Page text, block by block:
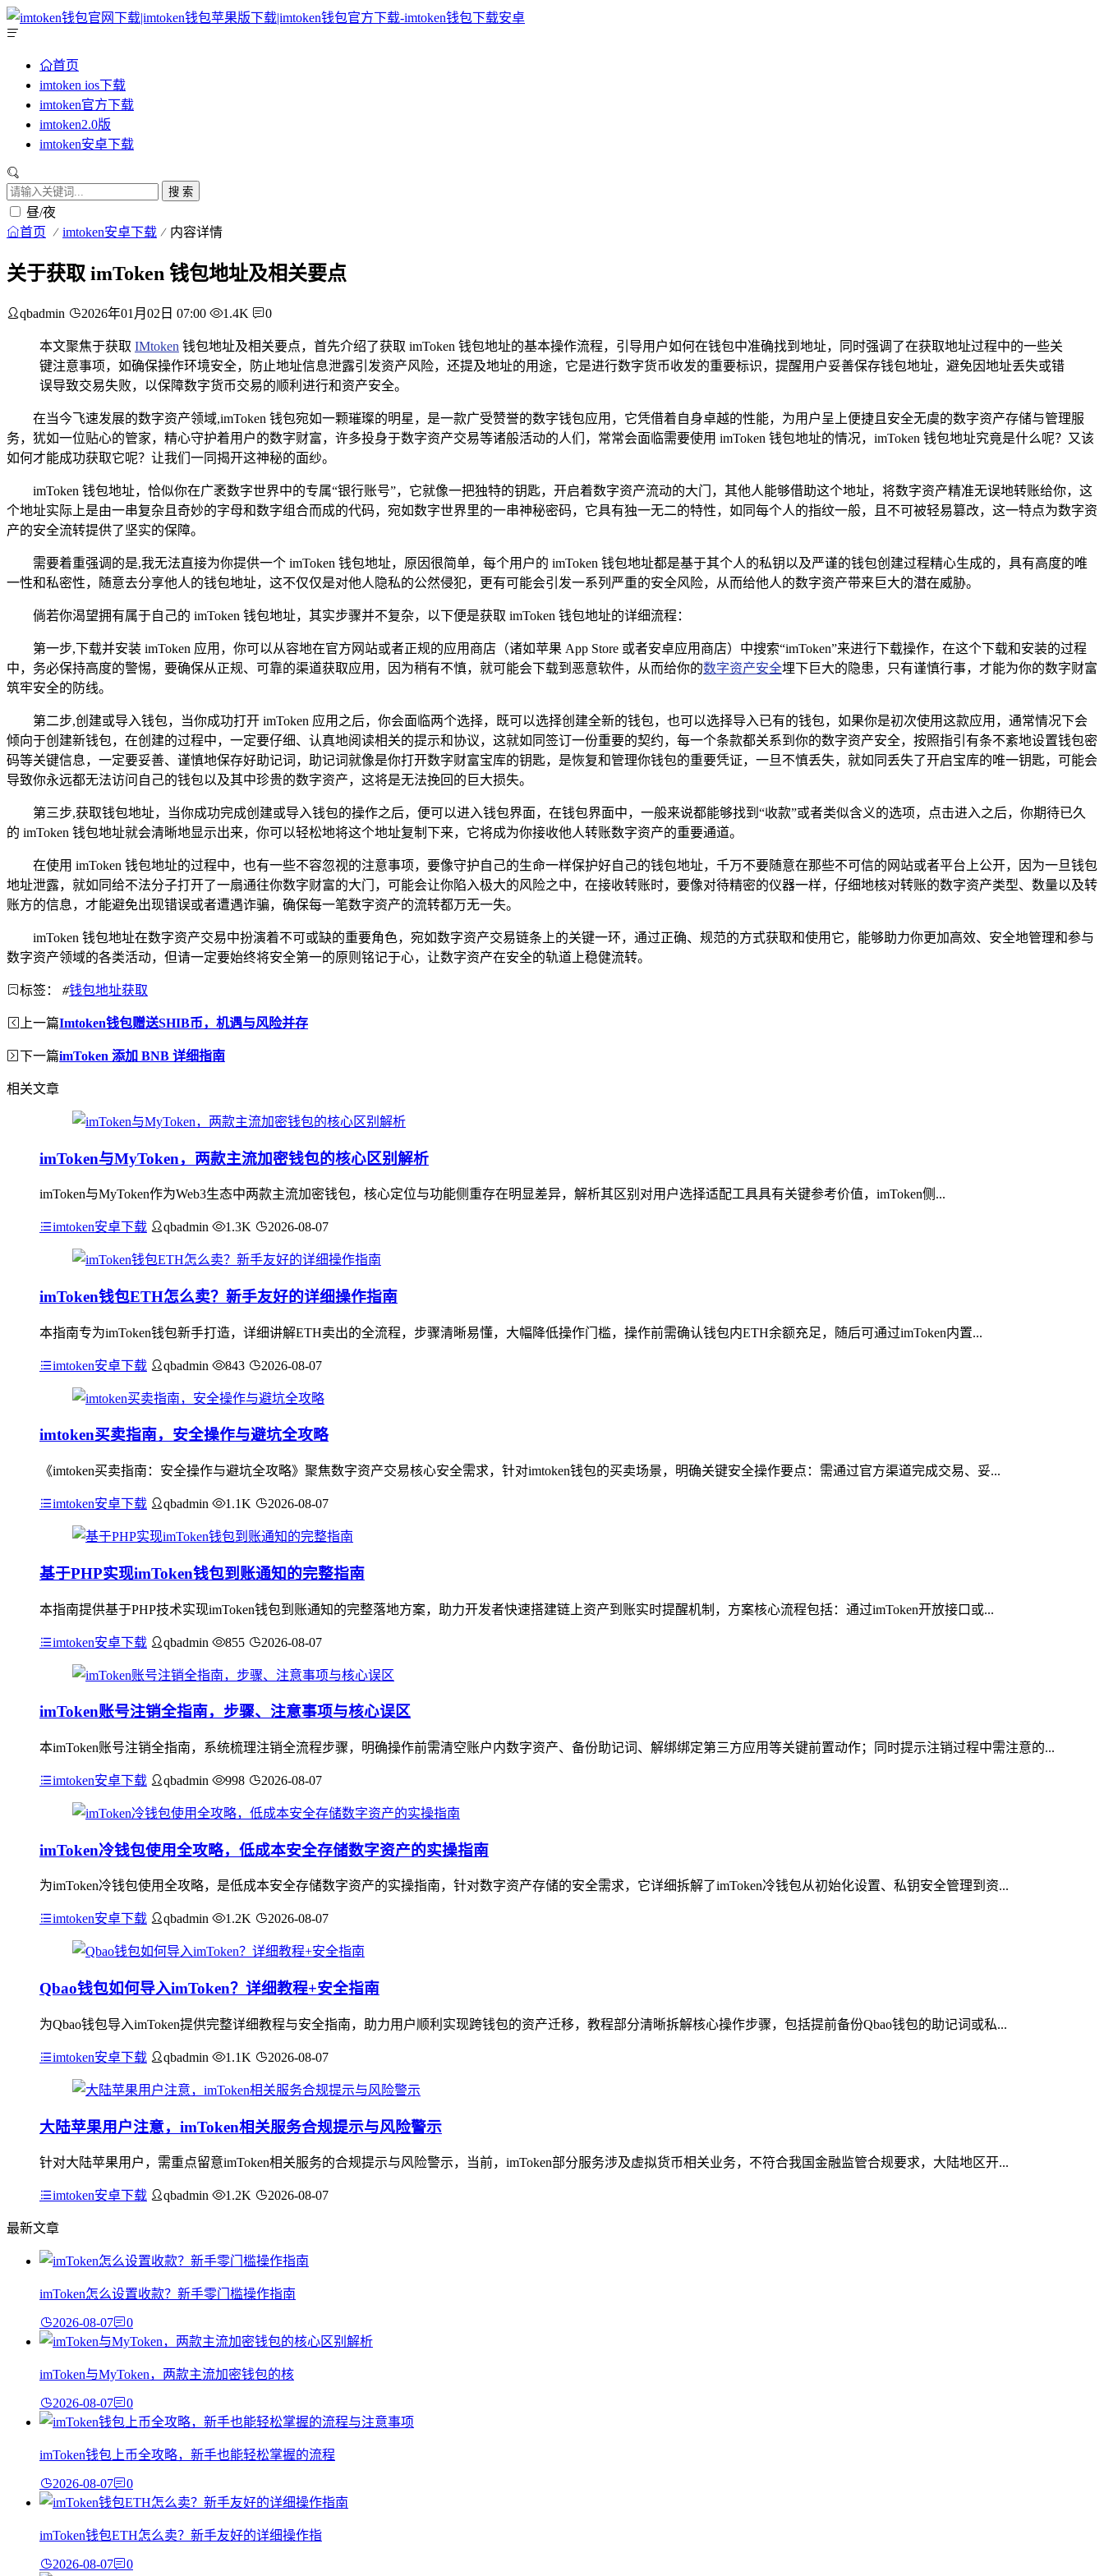
首页
imtoken ios下载
imtoken官方下载
imtoken2.0版
imtoken安卓下载
搜 索
昼/夜
首页 imtoken安卓下载 内容详情
关于获取 imToken 钱包地址及相关要点
qbadmin 2026年01月02日 07:00 1.4K 0
本文聚焦于获取 IMtoken 钱包地址及相关要点，首先介绍了获取 imToken 钱包地址的基本操作流程，引导用户如何在钱包中准确找到地址，同时强调了在获取地址过程中的一些关
键注意事项，如确保操作环境安全，防止地址信息泄露引发资产风险，还提及地址的用途，它是进行数字货币收发的重要标识，提醒用户妥善保存钱包地址，避免因地址丢失或错
误导致交易失败，以保障数字货币交易的顺利进行和资产安全。
在当今飞速发展的数字资产领域,imToken 钱包宛如一颗璀璨的明星，是一款广受赞誉的数字钱包应用，它凭借着自身卓越的性能，为用户呈上便捷且安全无虞的数字资产存储与管理服
务，犹如一位贴心的管家，精心守护着用户的数字财富，许多投身于数字资产交易等诸般活动的人们，常常会面临需要使用 imToken 钱包地址的情况，imToken 钱包地址究竟是什么呢？又该
如何才能成功获取它呢？让我们一同揭开这神秘的面纱。
imToken 钱包地址，恰似你在广袤数字世界中的专属“银行账号”，它就像一把独特的钥匙，开启着数字资产流动的大门，其他人能够借助这个地址，将数字资产精准无误地转账给你，这
个地址实际上是由一串复杂且奇妙的字母和数字组合而成的代码，宛如数字世界里的一串神秘密码，它具有独一无二的特性，如同每个人的指纹一般，且不可被轻易篡改，这一特点为数字资
产的安全流转提供了坚实的保障。
需要着重强调的是,我无法直接为你提供一个 imToken 钱包地址，原因很简单，每个用户的 imToken 钱包地址都是基于其个人的私钥以及严谨的钱包创建过程精心生成的，具有高度的唯
一性和私密性，随意去分享他人的钱包地址，这不仅仅是对他人隐私的公然侵犯，更有可能会引发一系列严重的安全风险，从而给他人的数字资产带来巨大的潜在威胁。
倘若你渴望拥有属于自己的 imToken 钱包地址，其实步骤并不复杂，以下便是获取 imToken 钱包地址的详细流程：
第一步,下载并安装 imToken 应用，你可以从容地在官方网站或者正规的应用商店（诸如苹果 App Store 或者安卓应用商店）中搜索“imToken”来进行下载操作，在这个下载和安装的过程
中，务必保持高度的警惕，要确保从正规、可靠的渠道获取应用，因为稍有不慎，就可能会下载到恶意软件，从而给你的数字资产安全埋下巨大的隐患，只有谨慎行事，才能为你的数字财富
筑牢安全的防线。
第二步,创建或导入钱包，当你成功打开 imToken 应用之后，你会面临两个选择，既可以选择创建全新的钱包，也可以选择导入已有的钱包，如果你是初次使用这款应用，通常情况下会
倾向于创建新钱包，在创建的过程中，一定要仔细、认真地阅读相关的提示和协议，这就如同签订一份重要的契约，每一个条款都关系到你的数字资产安全，按照指引有条不紊地设置钱包密
码等关键信息，一定要妥善、谨慎地保存好助记词，助记词就像是你打开数字财富宝库的钥匙，是恢复和管理你钱包的重要凭证，一旦不慎丢失，就如同丢失了开启宝库的唯一钥匙，可能会
导致你永远都无法访问自己的钱包以及其中珍贵的数字资产，这将是无法挽回的巨大损失。
第三步,获取钱包地址，当你成功完成创建或导入钱包的操作之后，便可以进入钱包界面，在钱包界面中，一般来说都能够找到“收款”或者类似含义的选项，点击进入之后，你期待已久
的 imToken 钱包地址就会清晰地显示出来，你可以轻松地将这个地址复制下来，它将成为你接收他人转账数字资产的重要通道。
在使用 imToken 钱包地址的过程中，也有一些不容忽视的注意事项，要像守护自己的生命一样保护好自己的钱包地址，千万不要随意在那些不可信的网站或者平台上公开，因为一旦钱包
地址泄露，就如同给不法分子打开了一扇通往你数字财富的大门，可能会让你陷入极大的风险之中，在接收转账时，要像对待精密的仪器一样，仔细地核对转账的数字资产类型、数量以及转
账方的信息，才能避免出现错误或者遭遇诈骗，确保每一笔数字资产的流转都万无一失。
imToken 钱包地址在数字资产交易中扮演着不可或缺的重要角色，宛如数字资产交易链条上的关键一环，通过正确、规范的方式获取和使用它，能够助力你更加高效、安全地管理和参与
数字资产领域的各类活动，但请一定要始终将安全第一的原则铭记于心，让数字资产在安全的轨道上稳健流转。
标签： #钱包地址获取
上一篇Imtoken钱包赠送SHIB币，机遇与风险并存
下一篇imToken 添加 BNB 详细指南
相关文章
imToken与MyToken，两款主流加密钱包的核心区别解析
imToken与MyToken作为Web3生态中两款主流加密钱包，核心定位与功能侧重存在明显差异，解析其区别对用户选择适配工具具有关键参考价值，imToken侧...
imtoken安卓下载 qbadmin 1.3K 2026-08-07
imToken钱包ETH怎么卖？新手友好的详细操作指南
本指南专为imToken钱包新手打造，详细讲解ETH卖出的全流程，步骤清晰易懂，大幅降低操作门槛，操作前需确认钱包内ETH余额充足，随后可通过imToken内置...
imtoken安卓下载 qbadmin 843 2026-08-07
imtoken买卖指南，安全操作与避坑全攻略
《imtoken买卖指南：安全操作与避坑全攻略》聚焦数字资产交易核心安全需求，针对imtoken钱包的买卖场景，明确关键安全操作要点：需通过官方渠道完成交易、妥...
imtoken安卓下载 qbadmin 1.1K 2026-08-07
基于PHP实现imToken钱包到账通知的完整指南
本指南提供基于PHP技术实现imToken钱包到账通知的完整落地方案，助力开发者快速搭建链上资产到账实时提醒机制，方案核心流程包括：通过imToken开放接口或...
imtoken安卓下载 qbadmin 855 2026-08-07
imToken账号注销全指南，步骤、注意事项与核心误区
本imToken账号注销全指南，系统梳理注销全流程步骤，明确操作前需清空账户内数字资产、备份助记词、解绑绑定第三方应用等关键前置动作；同时提示注销过程中需注意的...
imtoken安卓下载 qbadmin 998 2026-08-07
imToken冷钱包使用全攻略，低成本安全存储数字资产的实操指南
为imToken冷钱包使用全攻略，是低成本安全存储数字资产的实操指南，针对数字资产存储的安全需求，它详细拆解了imToken冷钱包从初始化设置、私钥安全管理到资...
imtoken安卓下载 qbadmin 1.2K 2026-08-07
Qbao钱包如何导入imToken？详细教程+安全指南
为Qbao钱包导入imToken提供完整详细教程与安全指南，助力用户顺利实现跨钱包的资产迁移，教程部分清晰拆解核心操作步骤，包括提前备份Qbao钱包的助记词或私...
imtoken安卓下载 qbadmin 1.1K 2026-08-07
大陆苹果用户注意，imToken相关服务合规提示与风险警示
针对大陆苹果用户，需重点留意imToken相关服务的合规提示与风险警示，当前，imToken部分服务涉及虚拟货币相关业务，不符合我国金融监管合规要求，大陆地区开...
imtoken安卓下载 qbadmin 1.2K 2026-08-07
最新文章
imToken怎么设置收款？新手零门槛操作指南
2026-08-07 0
imToken与MyToken，两款主流加密钱包的核
2026-08-07 0
imToken钱包上币全攻略，新手也能轻松掌握的流程
2026-08-07 0
imToken钱包ETH怎么卖？新手友好的详细操作指
2026-08-07 0